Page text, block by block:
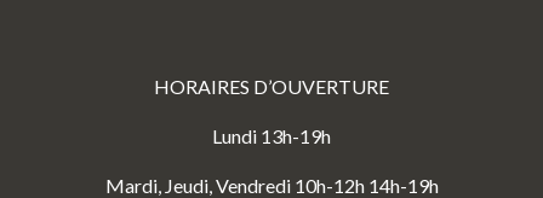
HORAIRES D’OUVERTURE
Lundi 13h-19h
Mardi, Jeudi, Vendredi 10h-12h 14h-19h